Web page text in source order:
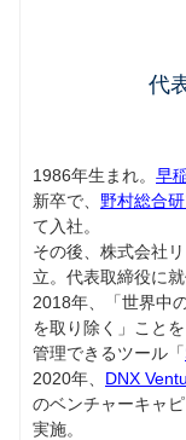
代
1986年生まれ。 早
新卒で、 野村総合
て入社。
その後、株式会社
立。代表取締役に就
2018年、「世界中
を取り除く」こと
管理できるツール「
2020年、 DNX
のベンチャーキャ
実施。